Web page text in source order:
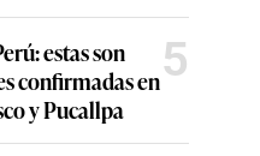
estas son
confirmadas en
y Pucallpa
5